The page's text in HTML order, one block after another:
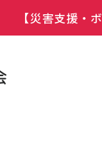
【災害支援・